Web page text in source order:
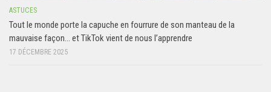
ASTUCES
Tout le monde porte la capuche en fourrure de son manteau de la
mauvaise façon… et TikTok vient de nous l’apprendre
17 DÉCEMBRE 2025